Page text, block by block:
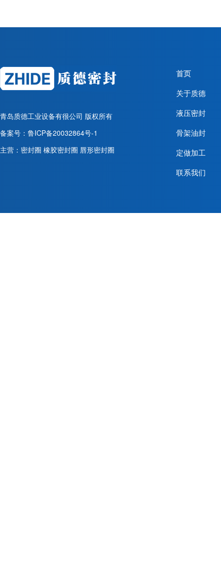
青岛质德工业设备有很公司 版权所有
备案号： 鲁ICP备20032864号-1
主营：密封圈 橡胶密封圈 唇形密封圈
首页
关于质德
液压密封
骨架油封
定做加工
联系我们